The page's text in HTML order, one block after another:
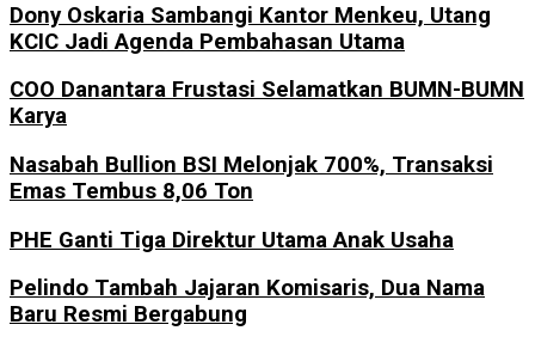
Dony Oskaria Sambangi Kantor Menkeu, Utang
KCIC Jadi Agenda Pembahasan Utama
COO Danantara Frustasi Selamatkan BUMN-BUMN
Karya
Nasabah Bullion BSI Melonjak 700%, Transaksi
Emas Tembus 8,06 Ton
PHE Ganti Tiga Direktur Utama Anak Usaha
Pelindo Tambah Jajaran Komisaris, Dua Nama
Baru Resmi Bergabung